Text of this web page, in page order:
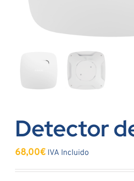
Detector
68,00€ IVA Incluido